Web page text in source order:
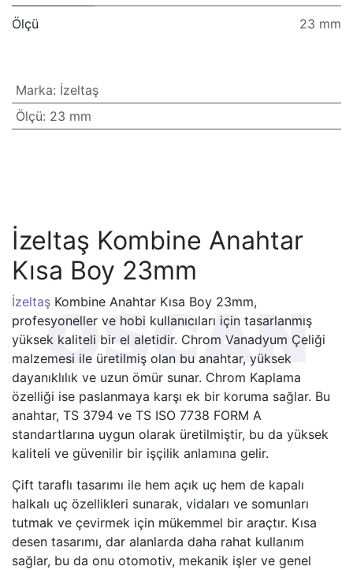
Ölçü 23 mm
Marka: İzeltaş
Ölçü: 23 mm
İzeltaş Kombine Anahtar
Kısa Boy 23mm
İzeltaş Kombine Anahtar Kısa Boy 23mm,
profesyoneller ve hobi kullanıcıları için tasarlanmış
yüksek kaliteli bir el aletidir. Chrom Vanadyum Çeliği
malzemesi ile üretilmiş olan bu anahtar, yüksek
dayanıklılık ve uzun ömür sunar. Chrom Kaplama
özelliği ise paslanmaya karşı ek bir koruma sağlar. Bu
anahtar, TS 3794 ve TS ISO 7738 FORM A
standartlarına uygun olarak üretilmiştir, bu da yüksek
kaliteli ve güvenilir bir işçilik anlamına gelir.
Çift taraflı tasarımı ile hem açık uç hem de kapalı
halkalı uç özellikleri sunarak, vidaları ve somunları
tutmak ve çevirmek için mükemmel bir araçtır. Kısa
desen tasarımı, dar alanlarda daha rahat kullanım
sağlar, bu da onu otomotiv, mekanik işler ve genel